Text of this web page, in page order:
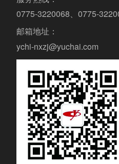
0775-3220068、0775-
邮箱地址：
ychi-nxzj@yuchai.com